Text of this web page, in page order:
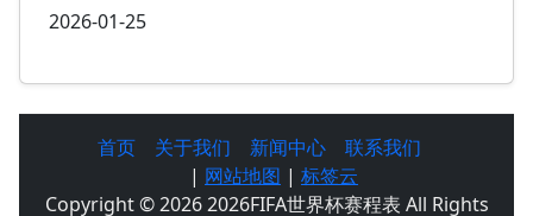
2026-01-25
首页 关于我们 新闻中心
联系我们
| 网站地图 | 标签云
Copyright © 2026 2026FIFA世界杯赛程表 All Rights